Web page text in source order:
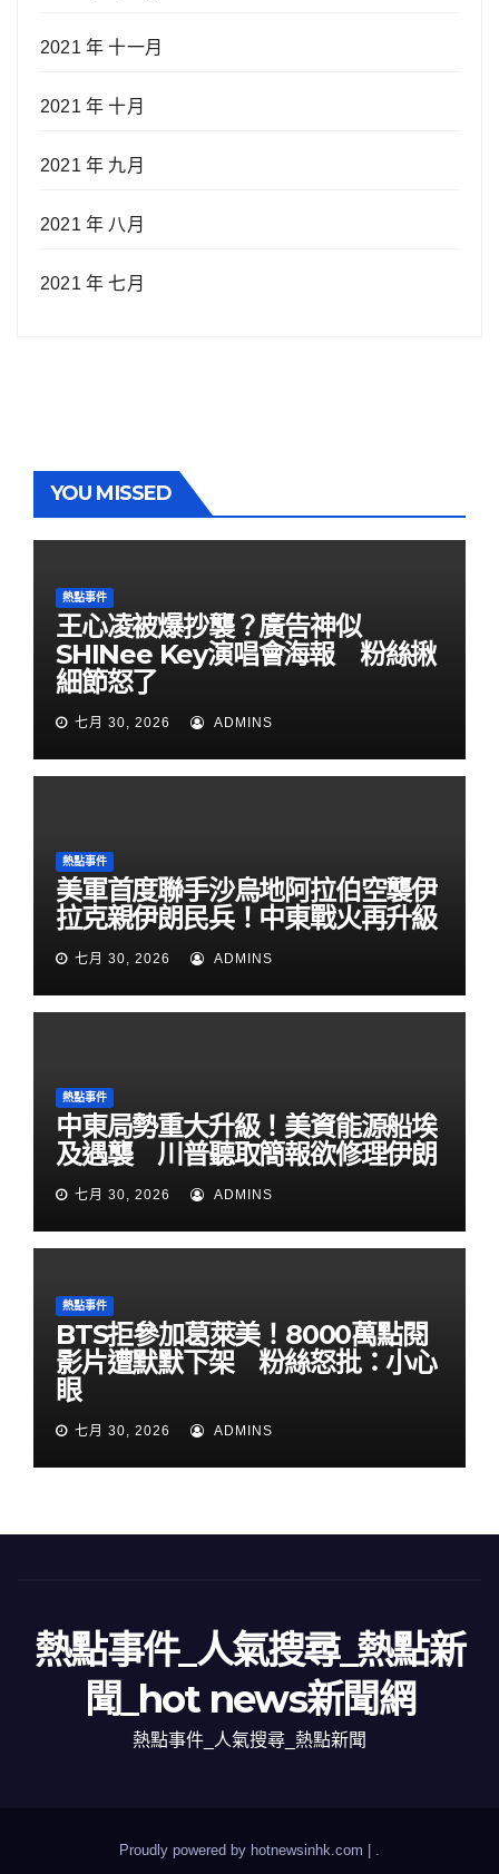
2021 年 十一月
2021 年 十月
2021 年 九月
2021 年 八月
2021 年 七月
YOU MISSED
熱點事件
王心凌被爆抄襲？廣告神似
SHINee Key演唱會海報 粉絲揪
細節怒了
七月 30, 2026 ADMINS
熱點事件
美軍首度聯手沙烏地阿拉伯空襲伊
拉克親伊朗民兵！中東戰火再升級
七月 30, 2026 ADMINS
熱點事件
中東局勢重大升級！美資能源船埃
及遇襲 川普聽取簡報欲修理伊朗
七月 30, 2026 ADMINS
熱點事件
BTS拒參加葛萊美！8000萬點閱
影片遭默默下架 粉絲怒批：小心
眼
七月 30, 2026 ADMINS
熱點事件_人氣搜尋_熱點新
聞_hot news新聞網
熱點事件_人氣搜尋_熱點新聞
Proudly powered by hotnewsinhk.com |